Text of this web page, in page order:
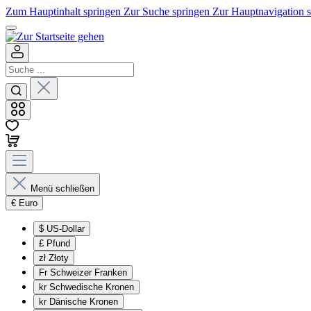
Zum Hauptinhalt springen Zur Suche springen Zur Hauptnavigation
Menü schließen
€ Euro
$ US-Dollar
£ Pfund
zł Złoty
Fr Schweizer Franken
kr Schwedische Kronen
kr Dänische Kronen